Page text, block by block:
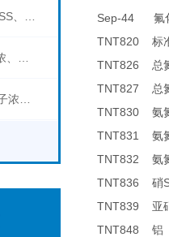
Sep-44 氟
TNT820 标
TNT826 总
TNT827 总
TNT830 氨
TNT831 氨
TNT832 氨
TNT836 硝
TNT839 亚
TNT848 铝